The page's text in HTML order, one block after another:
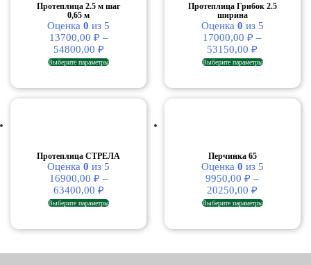
Протеплица 2.5 м шаг
0,65 м
Оценка0 из 5
13700,00 ₽ –
54800,00 ₽
Выберите параметрыЭтот
вариаций.
на
странице
Протеплица Грибок 2.5
ширина
Оценка 0 из 5
17000,00₽ –
53150,00₽
Выберите параметрыЭтот
вариаций.
странице
Протеплица СТРЕЛА
Оценка0 из 5
16900,00 ₽ –
63400,00 ₽
Выберите параметрыЭтот
Перчинка 65
Оценка 0 из 5
9950,00₽ –
20250,00₽
Выберите параметрыЭтот